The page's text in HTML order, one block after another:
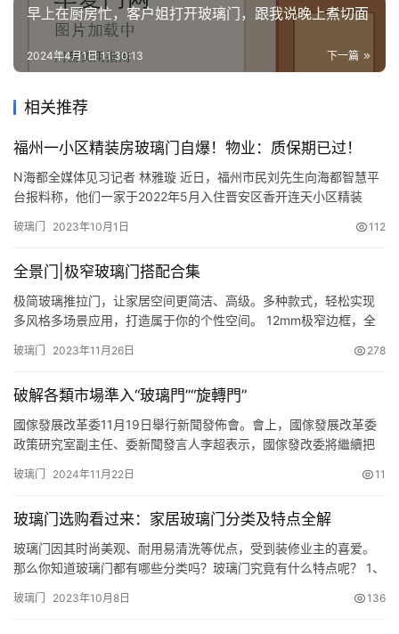
早上在厨房忙，客户姐打开玻璃门，跟我说晚上煮切面
下一篇
2024年4月1日 11:30:13
相关推荐
福州一小区精装房玻璃门自爆！物业：质保期已过！
N海都全媒体见习记者 林雅璇 近日，福州市民刘先生向海都智慧平
台报料称，他们一家于2022年5月入住晋安区香开连天小区精装
生多次向小区物业福建省中庚物业管理有限公司（以下简称“中庚物
下简称“中孚装修”）反映，要求维修无果。物业及装修公司均表示…
玻璃门 2023年10月1日 112
全景门|极窄玻璃门搭配合集
极简玻璃推拉门，让家居空间更简洁、高级。多种款式，轻松实现
多风格多场景应用，打造属于你的个性空间。 12mm极窄边框，全
重客户触觉体验。 40MM门扇厚度，经久耐用为您的安全保驾护
轨道不外露，与天花相融 氛围灯光，夜间出入更安心，暖心呵护，
…
玻璃门 2023年11月26日 278
破解各類市場準入“玻璃門”“旋轉門”
國傢發展改革委11月19日舉行新聞發佈會。會上，國傢發展改革委
政策研究室副主任、委新聞發言人李超表示，國傢發改委將繼續把
除市場準入壁壘的一項重要工作，對地方違背市場準入制度情況發
轉門”“彈簧門”，依法依規營造更加公正透明的準入環境。 市場準…
玻璃门 2024年11月22日 11
玻璃门选购看过来：家居玻璃门分类及特点全解
玻璃门因其时尚美观、耐用易清洗等优点，受到装修业主的喜爱。
那么你知道玻璃门都有哪些分类吗？玻璃门究竟有什么特点呢？ 1、
玻璃、冰花玻璃、乳化玻璃等种类，主要是制作的花纹不同，色彩
玻璃门 2023年10月8日 136